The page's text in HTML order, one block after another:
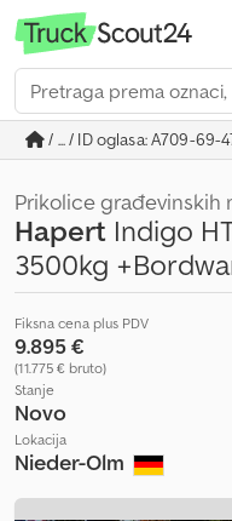
/ ... / ID oglasa: A709-69-
Prikolice građevinskih
Hapert Indigo
3500kg
Fiksna cena plus PDV
9.895 €
(11.775 € bruto)
Stanje
Novo
Lokacija
Nieder-Olm